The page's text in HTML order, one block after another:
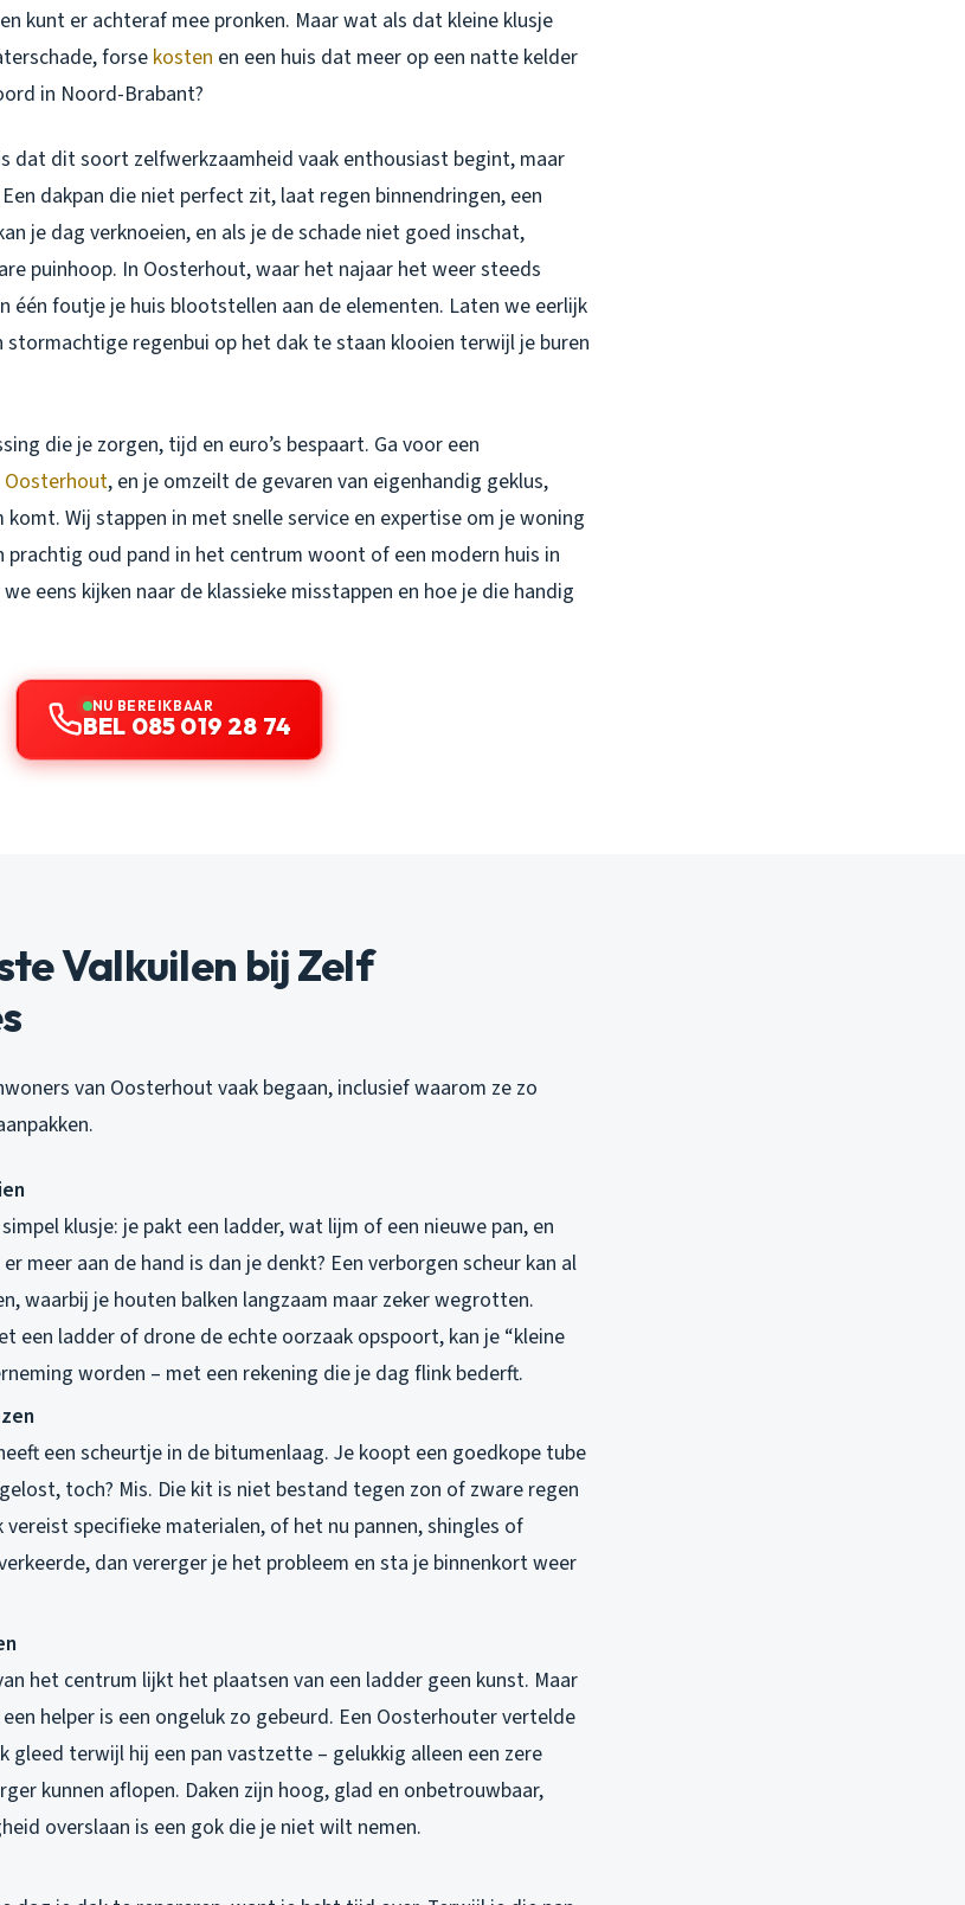
kunt er achteraf mee pronken. Maar wat als dat kleine klusje
forse kosten en een huis dat meer op een natte kelder
in Noord-Brabant?
dat dit soort zelfwerkzaamheid vaak enthousiast begint, maar
dakpan die niet perfect zit, laat regen binnendringen, een
je dag verknoeien, en als je de schade niet goed inschat,
puinhoop. In Oosterhout, waar het najaar het weer steeds
één foutje je huis blootstellen aan de elementen. Laten we eerlijk
stormachtige regenbui op het dak te staan klooien terwijl je buren
die je zorgen, tijd en euro’s bespaart. Ga voor een
Oosterhout, en je omzeilt de gevaren van eigenhandig geklus,
Wij stappen in met snelle service en expertise om je woning
prachtig oud pand in het centrum woont of een modern huis in
eens kijken naar de klassieke misstappen en hoe je die handig
NU BEREIKBAAR
BEL 085 019 28 74
Valkuilen bij Zelf
van Oosterhout vaak begaan, inclusief waarom ze zo
klusje: je pakt een ladder, wat lijm of een nieuwe pan, en
meer aan de hand is dan je denkt? Een verborgen scheur kan al
waarbij je houten balken langzaam maar zeker wegrotten.
een ladder of drone de echte oorzaak opspoort, kan je “kleine
worden – met een rekening die je dag flink bederft.
een scheurtje in de bitumenlaag. Je koopt een goedkope tube
toch? Mis. Die kit is niet bestand tegen zon of zware regen
vereist specifieke materialen, of het nu pannen, shingles of
dan vererger je het probleem en sta je binnenkort weer
het centrum lijkt het plaatsen van een ladder geen kunst. Maar
helper is een ongeluk zo gebeurd. Een Oosterhouter vertelde
gleed terwijl hij een pan vastzette – gelukkig alleen een zere
kunnen aflopen. Daken zijn hoog, glad en onbetrouwbaar,
overslaan is een gok die je niet wilt nemen.